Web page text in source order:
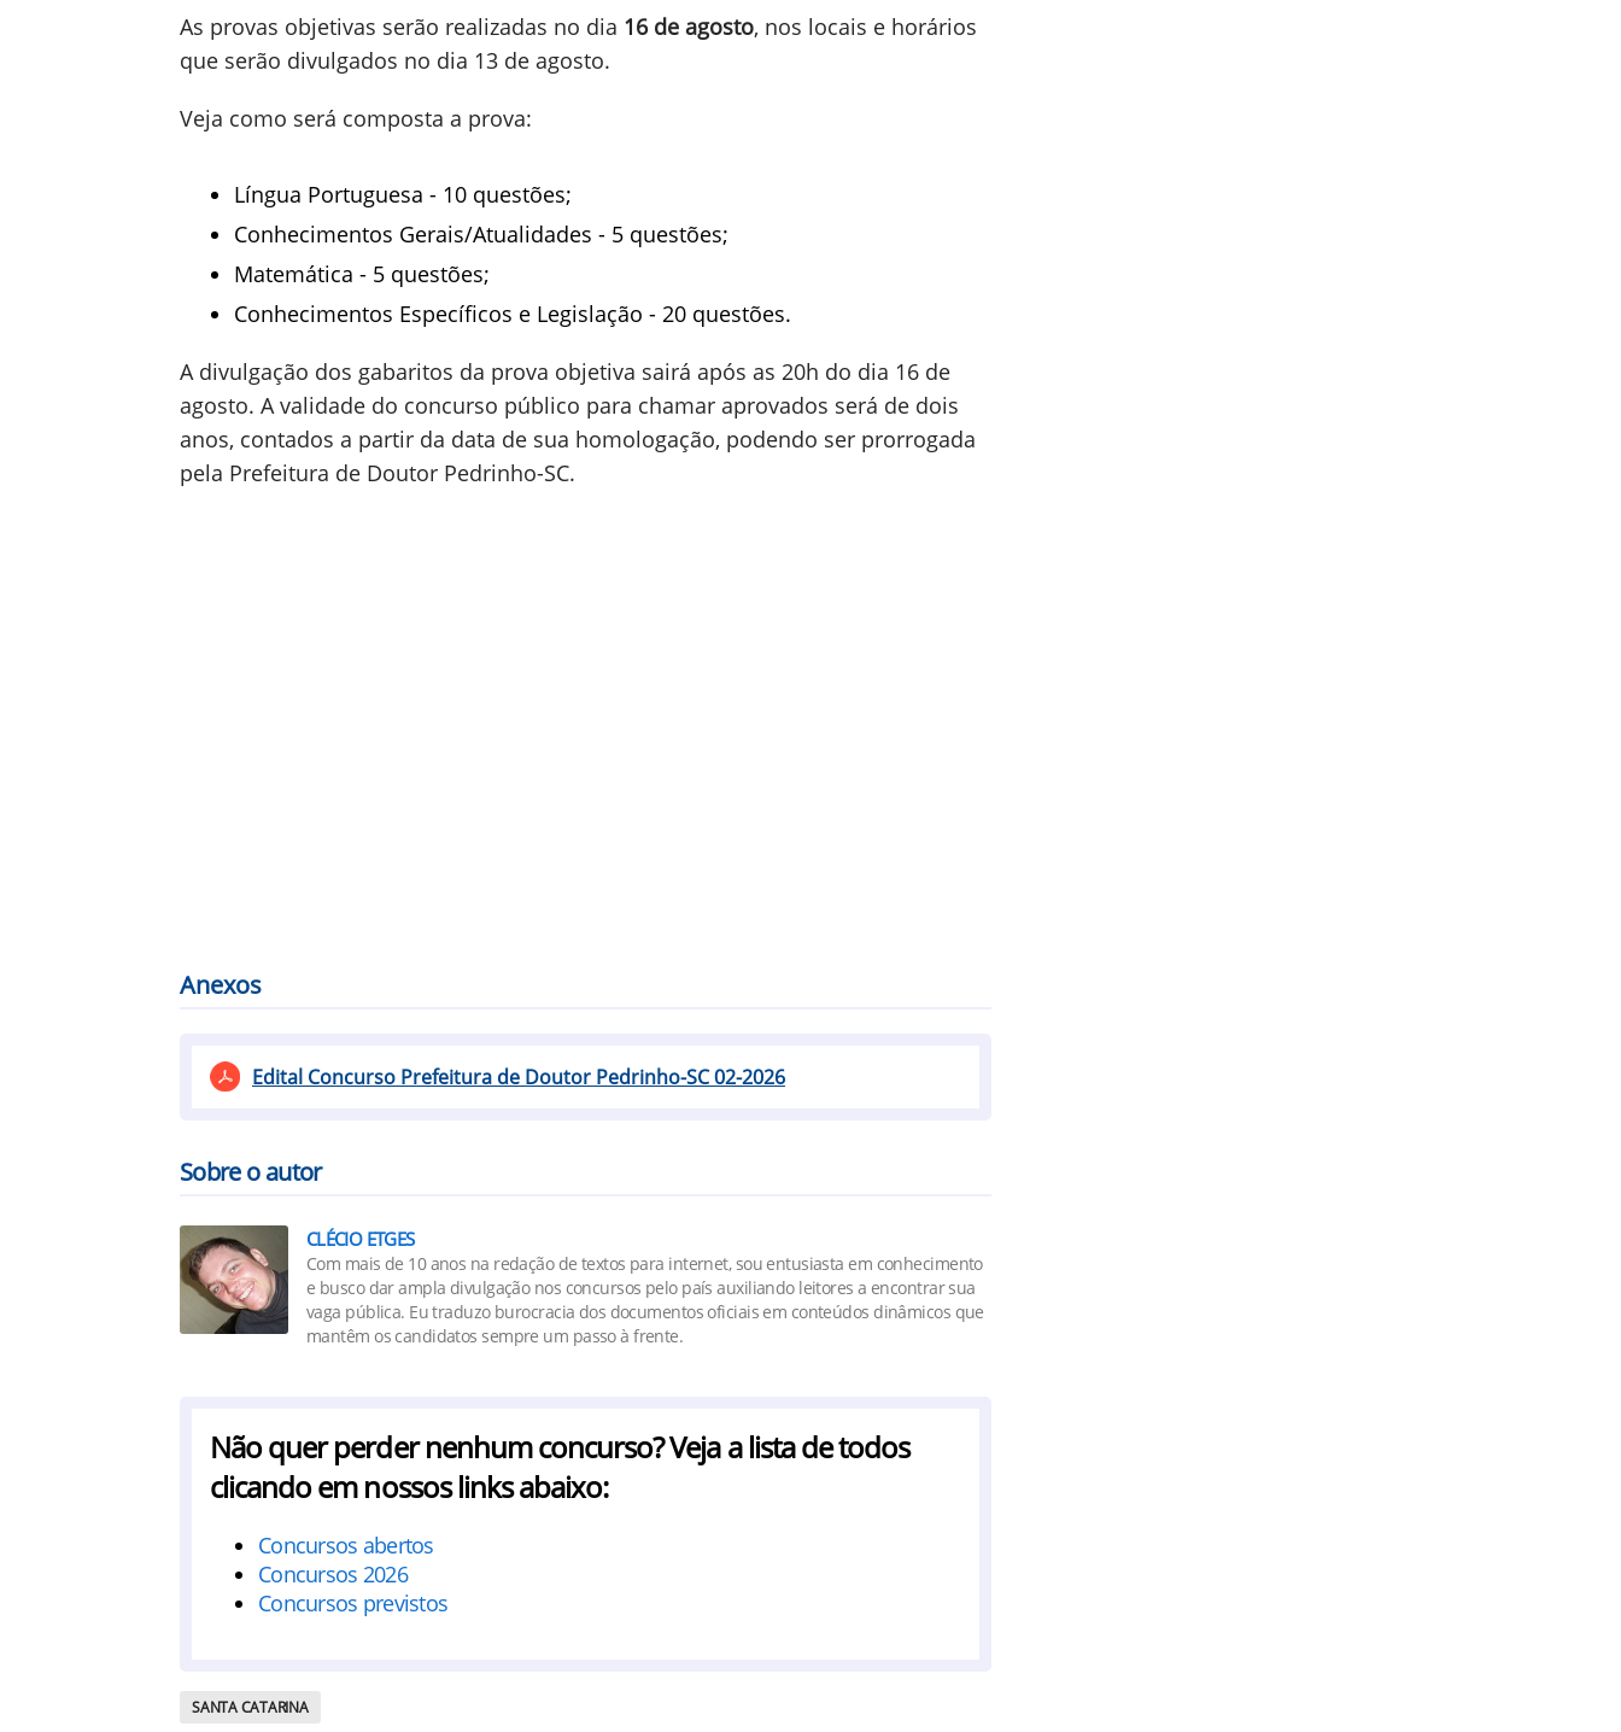
As provas objetivas serão realizadas no dia 16 de agosto, nos locais e horários
que serão divulgados no dia 13 de agosto.
Veja como será composta a prova:
Língua Portuguesa - 10 questões;
Conhecimentos Gerais/Atualidades - 5 questões;
Matemática - 5 questões;
Conhecimentos Específicos e Legislação - 20 questões.
A divulgação dos gabaritos da prova objetiva sairá após as 20h do dia 16 de
agosto. A validade do concurso público para chamar aprovados será de dois
anos, contados a partir da data de sua homologação, podendo ser prorrogada
pela Prefeitura de Doutor Pedrinho-SC.
Anexos
Edital Concurso Prefeitura de Doutor Pedrinho-SC 02-2026
Sobre o autor
CLÉCIO ETGES
Com mais de 10 anos na redação de textos para internet, sou entusiasta em conhecimento
e busco dar ampla divulgação nos concursos pelo país auxiliando leitores a encontrar sua
vaga pública. Eu traduzo burocracia dos documentos oficiais em conteúdos dinâmicos que
mantêm os candidatos sempre um passo à frente.
Não quer perder nenhum concurso? Veja a lista de todos
clicando em nossos links abaixo:
Concursos abertos
Concursos 2026
Concursos previstos
SANTA CATARINA